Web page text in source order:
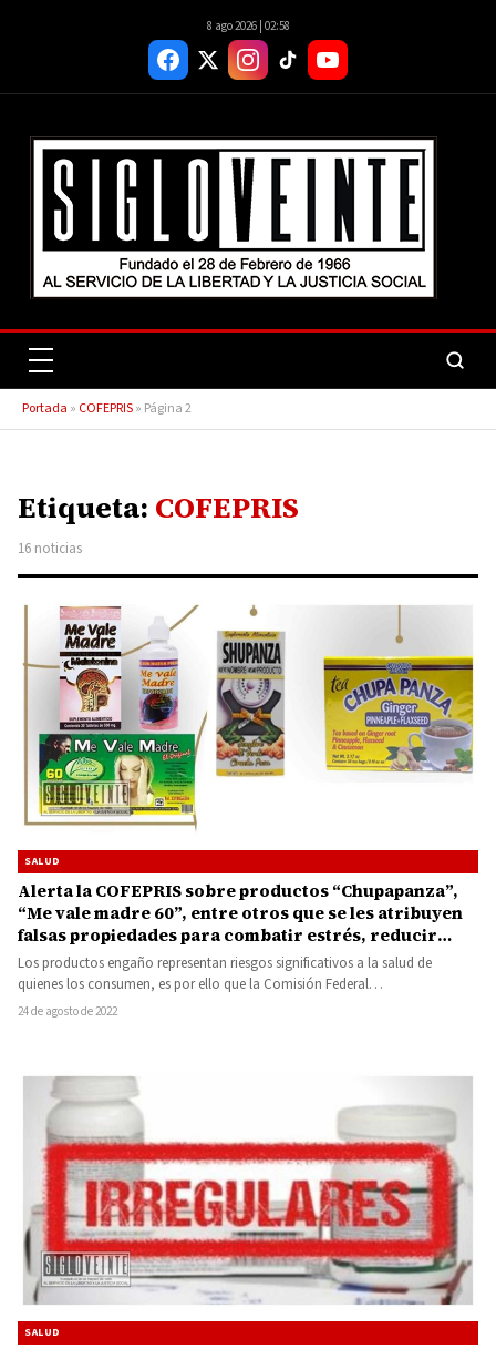
8 ago 2026 | 02:58
Portada » COFEPRIS» Página 2
Etiqueta: COFEPRIS
16 noticias
SALUD
Alerta la COFEPRIS sobre productos “Chupapanza”,
“Me vale madre 60”, entre otros que se les atribuyen
falsas propiedades para combatir estrés, reducir
peso y depresión
Los productos engaño representan riesgos significativos a la salud de
quienes los consumen, es por ello que la Comisión Federal…
24 de agosto de 2022
SALUD